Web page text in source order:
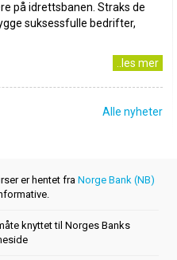
på idrettsbanen. Straks de
suksessfulle bedrifter,
..les mer
Alle nyheter
er hentet fra Norge Bank (NB)
knyttet til Norges Banks